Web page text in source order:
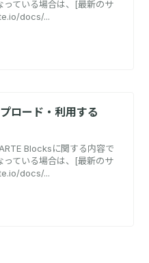
っている場合は、[最新のサ
docs/...
ロード・利用する
Blocksに関する内容で
っている場合は、[最新のサ
docs/...